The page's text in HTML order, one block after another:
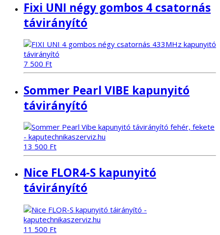
Fixi UNI négy gombos 4 csatornás
távirányító
7 500 Ft
Sommer Pearl VIBE kapunyitó
távirányító
13 500 Ft
Nice FLOR4-S kapunyitó
távirányító
11 500 Ft